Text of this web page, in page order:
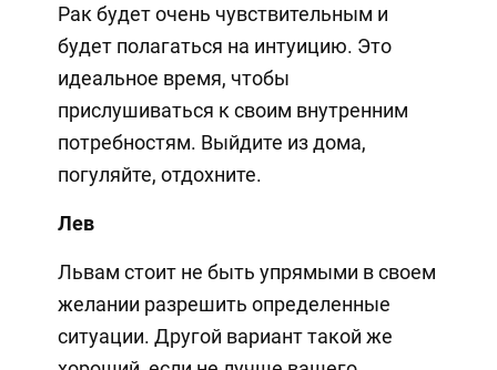
Рак будет очень чувствительным и
будет полагаться на интуицию. Это
идеальное время, чтобы
прислушиваться к своим внутренним
потребностям. Выйдите из дома,
погуляйте, отдохните.
Лев
Львам стоит не быть упрямыми в своем
желании разрешить определенные
ситуации. Другой вариант такой же